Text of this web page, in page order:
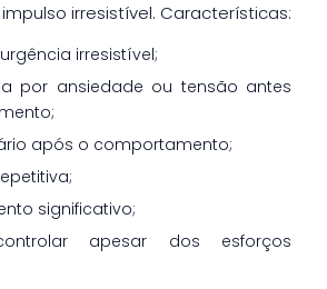
irresistível. Características:
irresistível;
por ansiedade ou tensão antes
após o comportamento;
significativo;
apesar dos esforços